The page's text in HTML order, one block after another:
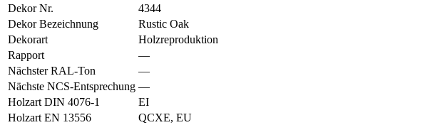
Dekor Nr.
4344
Dekor Bezeichnung
Rustic Oak
Dekorart
Holzreproduktion
Rapport
—
Nächster RAL-Ton
—
Nächste NCS-Entsprechung —
Holzart DIN 4076-1
EI
Holzart EN 13556
QCXE, EU